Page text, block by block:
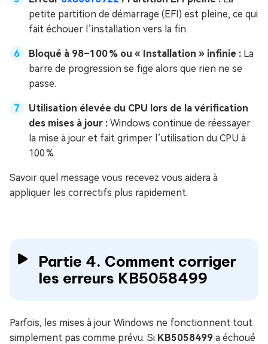
petite partition de démarrage (EFI) est pleine, ce qui
fait échouer l’installation vers la fin.
Bloqué à 98–100 % ou « Installation » infinie : La
barre de progression se fige alors que rien ne se
passe.
Utilisation élevée du CPU lors de la vérification
des mises à jour : Windows continue de réessayer
la mise à jour et fait grimper l’utilisation du CPU à
100 %.
Savoir quel message vous recevez vous aidera à
appliquer les correctifs plus rapidement.
Partie 4. Comment corriger
les erreurs KB5058499
Parfois, les mises à jour Windows ne fonctionnent tout
simplement pas comme prévu. Si KB5058499 a échoué